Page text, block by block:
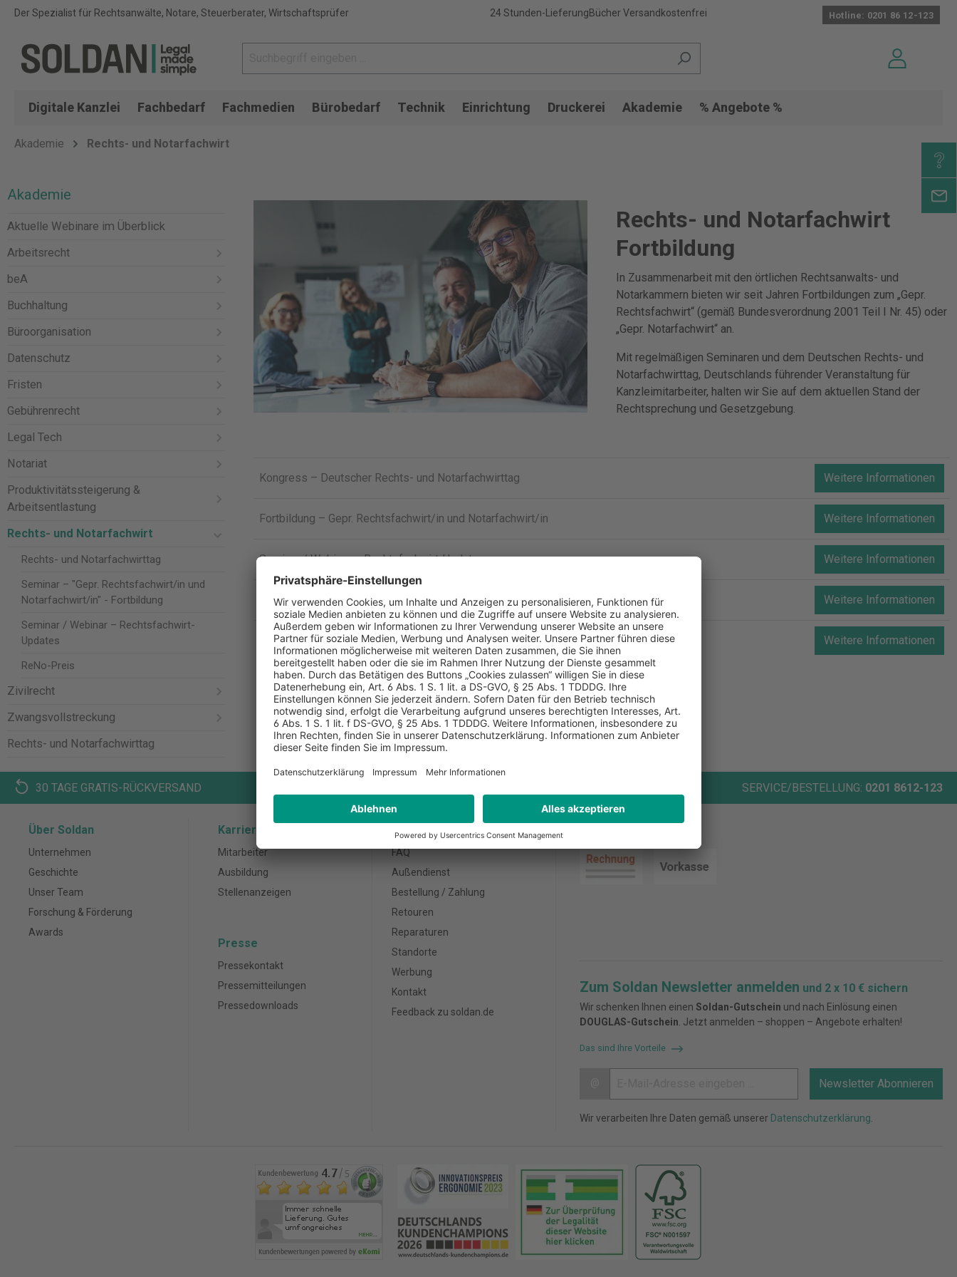
Der Spezialist für Rechtsanwälte, Notare, Steuerberater, Wirtschaftsprüfer 24 Stunden-LieferungBücher Versandkostenfrei Hotline: 0201 86 12-123
Digitale Kanzlei Fachbedarf Fachmedien Bürobedarf Technik Einrichtung Druckerei Akademie % Angebote %
Akademie Rechts- und Notarfachwirt
Akademie
Aktuelle Webinare im Überblick
Arbeitsrecht
beA
Buchhaltung
Büroorganisation
Datenschutz
Fristen
Gebührenrecht
Legal Tech
Notariat
Produktivitätssteigerung &
Arbeitsentlastung
Rechts- und Notarfachwirt
Rechts- und Notarfachwirttag
Seminar – "Gepr. Rechtsfachwirt/in und
Notarfachwirt/in" - Fortbildung
Seminar / Webinar – Rechtsfachwirt-
Updates
ReNo-Preis
Zivilrecht
Zwangsvollstreckung
Rechts- und Notarfachwirttag
Rechts- und Notarfachwirt
Fortbildung
In Zusammenarbeit mit den örtlichen Rechtsanwalts- und
Notarkammern bieten wir seit Jahren Fortbildungen zum „Gepr.
Rechtsfachwirt“ (gemäß Bundesverordnung 2001 Teil I Nr. 45) oder
„Gepr. Notarfachwirt“ an.
Mit regelmäßigen Seminaren und dem Deutschen Rechts- und
Notarfachwirttag, Deutschlands führender Veranstaltung für
Kanzleimitarbeiter, halten wir Sie auf dem aktuellen Stand der
Rechtsprechung und Gesetzgebung.
Kongress – Deutscher Rechts- und Notarfachwirttag Weitere Informationen
Fortbildung – Gepr. Rechtsfachwirt/in und Notarfachwirt/in Weitere Informationen
Seminar / Webinar – Rechtsfachwirt-Updates Weitere Informationen
Seminar / Webinar – ReFaWi - Fristen-Update 2026 Weitere Informationen
ReNo-Preis Weitere Informationen
30 TAGE GRATIS-RÜCKVERSAND SERVICE/BESTELLUNG: 0201 8612-123
Über Soldan
Unternehmen
Geschichte
Unser Team
Forschung & Förderung
Awards
Karriere
Mitarbeiter
Ausbildung
Stellenanzeigen
Presse
Pressekontakt
Pressemitteilungen
Pressedownloads
Kundenservice
FAQ
Außendienst
Bestellung / Zahlung
Retouren
Reparaturen
Standorte
Werbung
Kontakt
Feedback zu soldan.de
Zum Soldan Newsletter anmelden und 2 x 10 € sichern
Wir schenken Ihnen einen Soldan-Gutschein und nach Einlösung einen
DOUGLAS-Gutschein . Jetzt anmelden – shoppen – Angebote erhalten!
Das sind Ihre Vorteile
Newsletter Abonnieren
Wir verarbeiten Ihre Daten gemäß unserer Datenschutzerklärung